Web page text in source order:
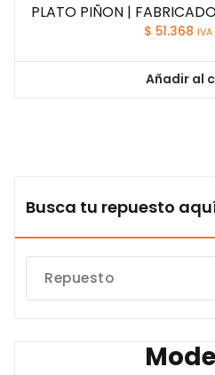
PLATO PIÑON |
$ 51.368
Añadir al
Busca tu repuesto